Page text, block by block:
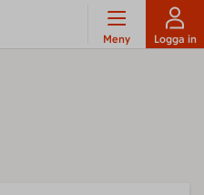
Meny Logga in